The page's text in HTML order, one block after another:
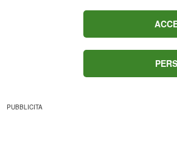
settimane, è stato una
Carabinieridi Milano
volte in due mesi, l'ultima delle